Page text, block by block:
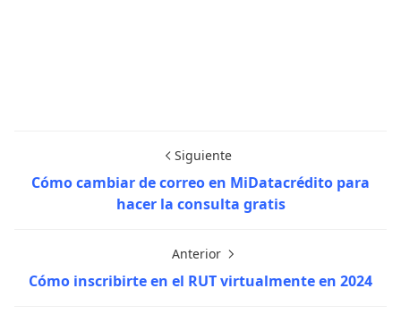
Siguiente
Cómo cambiar de correo en MiDatacrédito para
hacer la consulta gratis
Anterior
Cómo inscribirte en el RUT virtualmente en 2024